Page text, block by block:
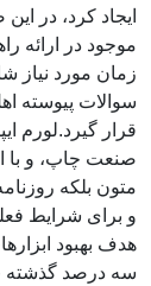
ایجاد کرد، در
موجود در ارائه
زمان مورد نیاز
سوالات پیوسته
قرار گیرد.لورم
صنعت چاپ، و با
متون بلکه
و برای شرایط
هدف بهبود
سه درصد گذشته